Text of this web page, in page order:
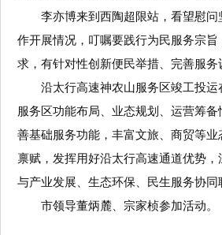
李亦博来到西陶超限站，看望慰
作开展情况，叮嘱要践行为民服务宗
求，有针对性创新便民举措、完善服
沿太行高速神农山服务区竣工投
服务区功能布局、业态规划、运营筹
善基础服务功能，丰富文旅、商贸等
禀赋，发挥用好沿太行高速通道优势
与产业发展、生态环保、民生服务协
市领导董炳麓、宗家桢参加活动。